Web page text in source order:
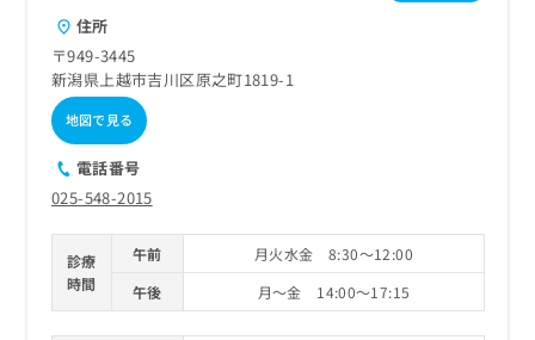
住所
〒949-3445
新潟県上越市吉川区原之町1819-1
地図で見る
電話番号
025-548-2015
診療
時間
午前
月火水金 8:30～12:00
午後
月～金 14:00～17:15